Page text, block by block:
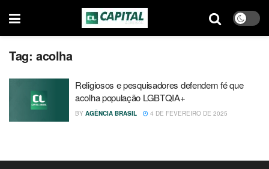
Tag: acolha
Religiosos e pesquisadores defendem fé que
acolha população LGBTQIA+
BY AGÊNCIA BRASIL 4 DE FEVEREIRO DE 2025